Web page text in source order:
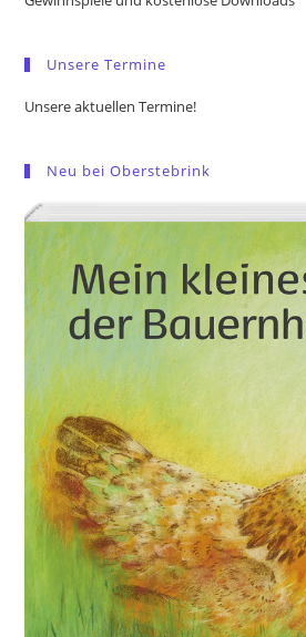
Unsere Termine
Unsere aktuellen Termine!
Neu bei Oberstebrink